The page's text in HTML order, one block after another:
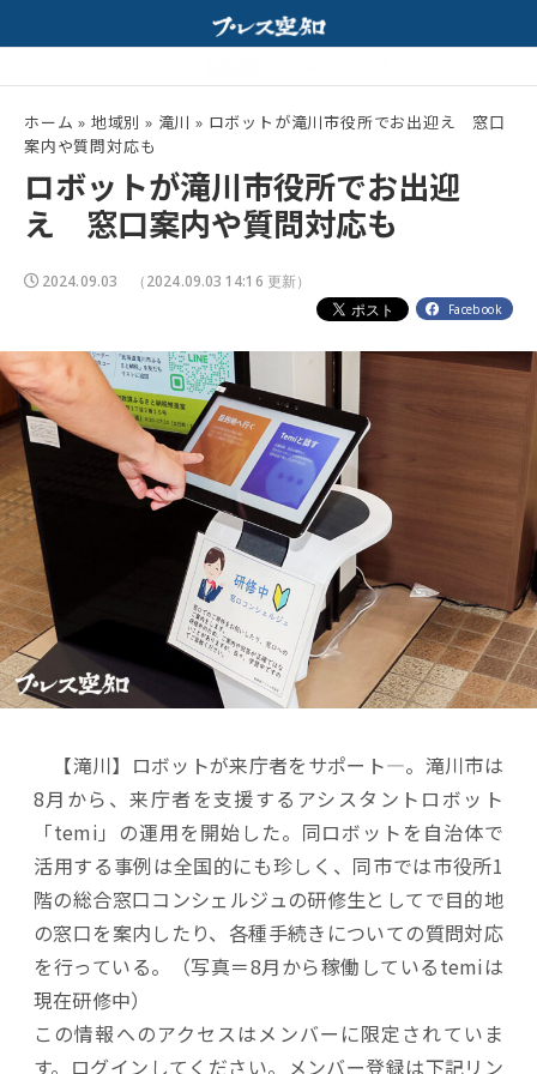
ホーム » 地域別 » 滝川 » ロボットが滝川市役所でお出迎え 窓口
案内や質問対応も
ロボットが滝川市役所でお出迎
え 窓口案内や質問対応も
2024.09.03 （2024.09.03 14:16 更新）
Facebook
【滝川】ロボットが来庁者をサポート―。滝川市は
8月から、来庁者を支援するアシスタントロボット
「temi」の運用を開始した。同ロボットを自治体で
活用する事例は全国的にも珍しく、同市では市役所1
階の総合窓口コンシェルジュの研修生としてで目的地
の窓口を案内したり、各種手続きについての質問対応
を行っている。（写真＝8月から稼働しているtemiは
現在研修中）
この情報へのアクセスはメンバーに限定されていま
す。ログインしてください。メンバー登録は下記リン